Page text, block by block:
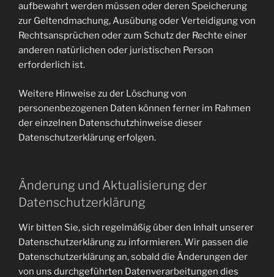
aufbewahrt werden müssen oder deren Speicherung
zur Geltendmachung, Ausübung oder Verteidigung von
Rechtsansprüchen oder zum Schutz der Rechte einer
anderen natürlichen oder juristischen Person
erforderlich ist.
Weitere Hinweise zu der Löschung von
personenbezogenen Daten können ferner im Rahmen
der einzelnen Datenschutzhinweise dieser
Datenschutzerklärung erfolgen.
Änderung und Aktualisierung der
Datenschutzerklärung
Wir bitten Sie, sich regelmäßig über den Inhalt unserer
Datenschutzerklärung zu informieren. Wir passen die
Datenschutzerklärung an, sobald die Änderungen der
von uns durchgeführten Datenverarbeitungen dies